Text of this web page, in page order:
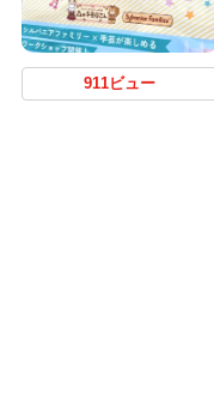
911ビュー